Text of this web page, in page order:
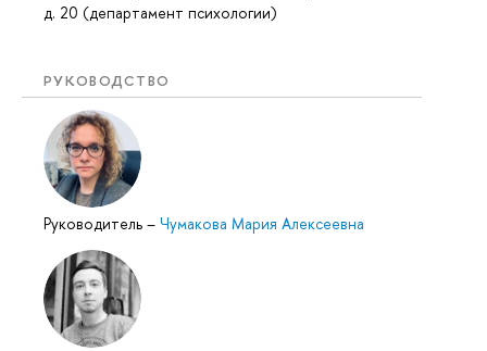
д. 20 (департамент психологии)
РУКОВОДСТВО
Руководитель – Чумакова Мария Алексеевна